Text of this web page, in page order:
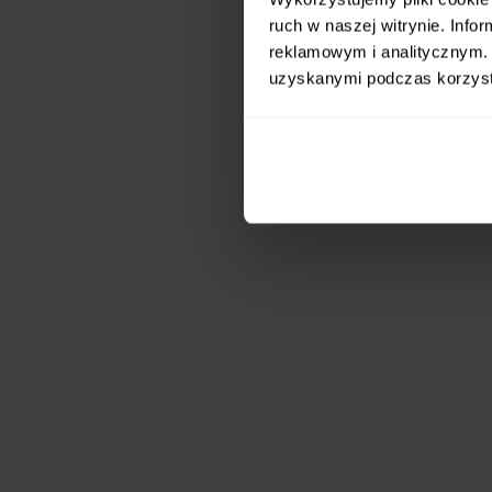
ruch w naszej witrynie.
reklamowym i
uzyskanymi podczas